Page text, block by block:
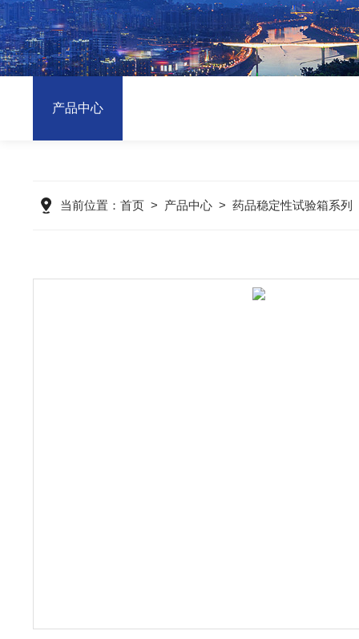
产品中心
当前位置： 首页> 产品中心> 药品稳定性试验箱系列